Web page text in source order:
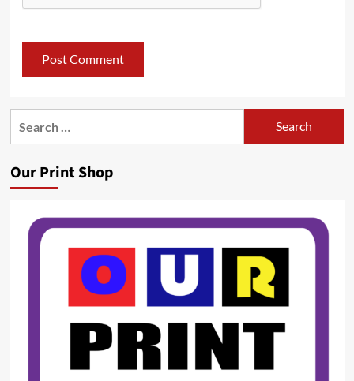
Our Print Shop